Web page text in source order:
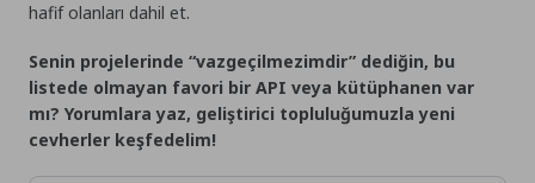
hafif olanları dahil et.
Senin projelerinde “vazgeçilmezimdir” dediğin, bu
listede olmayan favori bir API veya kütüphanen var
mı? Yorumlara yaz, geliştirici topluluğumuzla yeni
cevherler keşfedelim!